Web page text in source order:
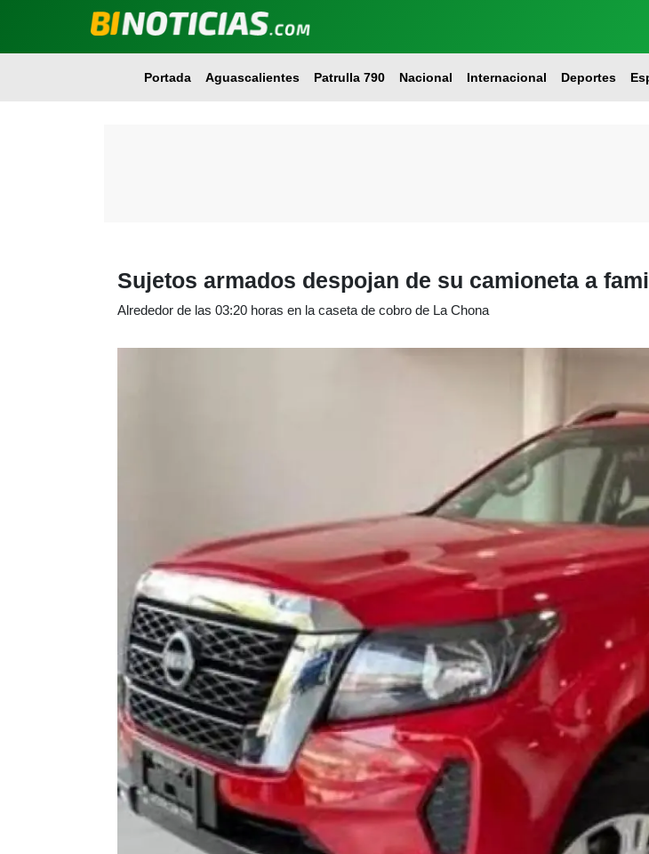
Portada Aguascalientes Patrulla 790 Nacional Internacional Deportes
Sujetos armados despojan de su camioneta a
Alrededor de las 03:20 horas en la caseta de cobro de La Chona